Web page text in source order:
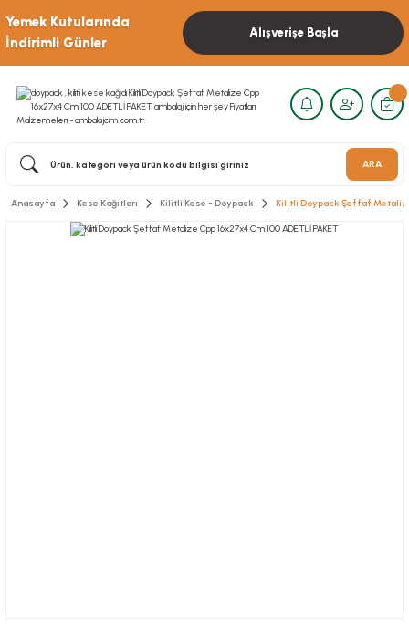
Yemek Kutularında
İndirimli Günler
Alışverişe Başla
ARA
Anasayfa Kese Kağıtları Kilitli Kese - Doypack Kilitli Doypack Şeffaf Metalize